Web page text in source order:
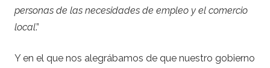
personas de las necesidades de empleo y el comercio
local.”
Y en el que nos alegrábamos de que nuestro gobierno